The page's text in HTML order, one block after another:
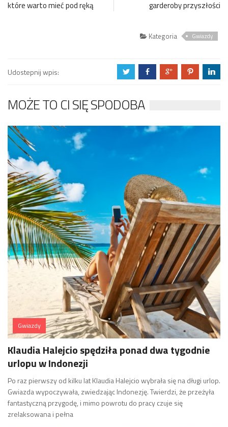
które warto mieć pod ręką garderoby przyszłości
Kategoria Gwiazdy
Udostepnij wpis: a b c d j
MOŻE TO CI SIĘ SPODOBA
Gwiazdy
Klaudia Halejcio spędziła ponad dwa tygodnie
urlopu w Indonezji
Po raz pierwszy od kilku lat Klaudia Halejcio wybrała się na długi urlop.
Gwiazda wypoczywała, zwiedzając Indonezję. Twierdzi, że przeżyła
fantastyczną przygodę, i mimo powrotu do pracy czuje się
zrelaksowana i pełna